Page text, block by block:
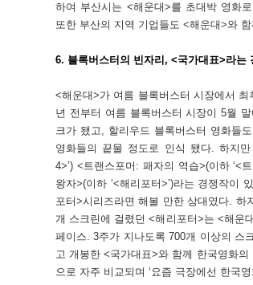
하여 부산시는 <해운대>를 초대박 영화
또한 부산의 지역 기업들도 <해운대>와
6. 블록버스터의 빈자리, <국가대표>라는
<해운대>가 여름 블록버스터 시장에서
년 전부터 여름 블록버스터 시장이 5월
크가 됐고, 할리우드 블록버스터 영화들
영화들의 끝물 정도로 인식 됐다. 하지
4>’) <트랜스포머: 패자의 역습>(이하 ‘<
왕자>(이하 ‘<해리포터>’)라는 경쟁작이
포터>시리즈라면 해볼 만한 상대였다.
개 스크린에 걸렸던 <해리포터>는 <해운
페이스. 3주가 지나도록 700개 이상의 스
고 개봉한 <국가대표>와 함께 한국영화
으로 자주 비교되며 ‘요즘 극장에선 한국